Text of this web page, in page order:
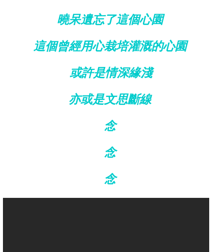
曉呆遺忘了這個心園
這個曾經用心栽培灌溉的心園
或許是情深緣淺
亦或是文思斷線
念
念
念